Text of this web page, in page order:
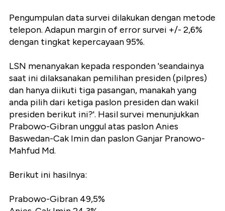
Pengumpulan data survei dilakukan dengan metode
telepon. Adapun margin of error survei +/- 2,6%
dengan tingkat kepercayaan 95%.
LSN menanyakan kepada responden 'seandainya
saat ini dilaksanakan pemilihan presiden (pilpres)
dan hanya diikuti tiga pasangan, manakah yang
anda pilih dari ketiga paslon presiden dan wakil
presiden berikut ini?'. Hasil survei menunjukkan
Prabowo-Gibran unggul atas paslon Anies
Baswedan-Cak Imin dan paslon Ganjar Pranowo-
Mahfud Md.
Berikut ini hasilnya:
Prabowo-Gibran 49,5%